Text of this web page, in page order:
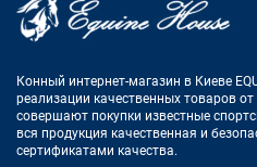
Конный интернет-магазин в Киеве
реализации качественных товаров
совершают покупки известные
вся продукция качественная и
сертификатами качества.